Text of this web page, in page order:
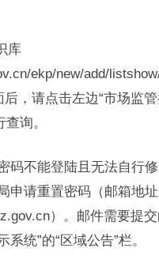
库
ekp/new/add/
，请点击左边“市场监管
询。
码不能登陆且无法自行
申请重置密码（邮箱地
）。邮件需要提交
统”的“区域公告”栏。